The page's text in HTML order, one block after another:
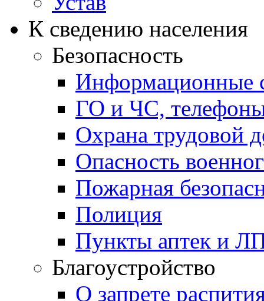
К сведению населения
Безопасность
Информационные
ГО и ЧС,
Охрана трудовой
Опасность
Пожарная
Полиция
Пункты аптек и
Благоустройство
О запрете